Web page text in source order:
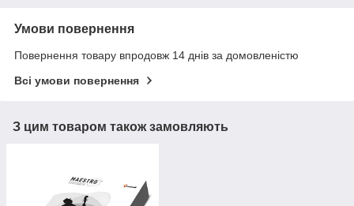
Умови повернення
Повернення товару впродовж 14 днів за домовленістю
Всі умови повернення
З цим товаром також замовляють